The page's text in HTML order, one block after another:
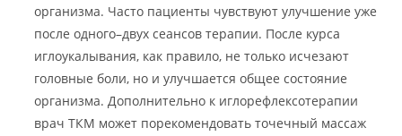
организма. Часто пациенты чувствуют улучшение уже
после одного–двух сеансов терапии. После курса
иглоукалывания, как правило, не только исчезают
головные боли, но и улучшается общее состояние
организма. Дополнительно к иглорефлексотерапии
врач ТКМ может порекомендовать точечный массаж